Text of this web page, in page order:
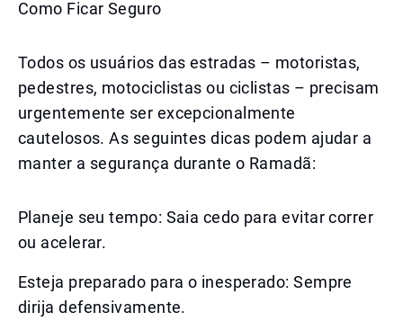
Como Ficar Seguro
Todos os usuários das estradas – motoristas,
pedestres, motociclistas ou ciclistas – precisam
urgentemente ser excepcionalmente
cautelosos. As seguintes dicas podem ajudar a
manter a segurança durante o Ramadã:
Planeje seu tempo: Saia cedo para evitar correr
ou acelerar.
Esteja preparado para o inesperado: Sempre
dirija defensivamente.